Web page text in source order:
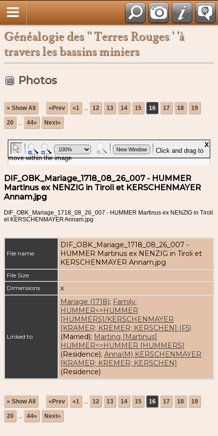
Généalogie des '' Terres Rouges ' 'à
travers les bassins miniers
Photos
» Show All «Prev «1 ... 12 13 14 15 16 17 18 19
20 ... 44» Next»
DIF_OBK_Mariage_1718_08_26_007 - HUMMER
Martinus ex NENZIG in Tiroli et KERSCHENMAYER
Annam.jpg
DIF_OBK_Mariage_1718_08_26_007 - HUMMER Martinus ex NENZIG in Tiroli
et KERSCHENMAYER Annam.jpg
File name
DIF_OBK_Mariage_1718_08_26_007 -
HUMMER Martinus ex NENZIG in Tiroli et
KERSCHENMAYER Annam.jpg
File Size
Dimensions
x
Linked to
Mariage (1718); Family:
HUMMER<>HUMMER
[HUMMERS]/KERSCHENMAYER
[KRAMER; KREMER; KERSCHEN] (F5)
(Married); Marting [Martinus]
HUMMER<>HUMMER [HUMMERS]
(Residence); Anna(M) KERSCHENMAYER
[KRAMER; KREMER; KERSCHEN]
(Residence)
» Show All «Prev «1 ... 12 13 14 15 16 17 18 19
20 ... 44» Next»